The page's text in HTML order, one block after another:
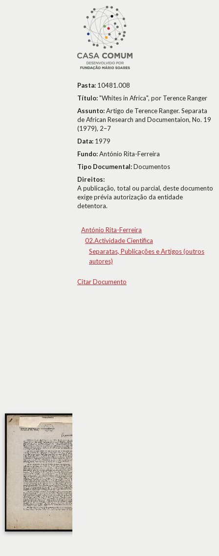
Pasta: 10481.008
Título:"Whites in Africa", por Terence Ranger
Assunto:Artigo de Terence Ranger. Separata
de African Research and Documentaion, No. 19
(1979), 2–7
Data: 1979
Fundo:António Rita-Ferreira
Tipo Documental:Documentos
Direitos:
A publicação, total ou parcial, deste documento
exige prévia autorização da entidade
detentora.
António Rita-Ferreira
02.Actividade Científica
Separatas, Publicações e Artigos (outros
autores)
Citar Documento